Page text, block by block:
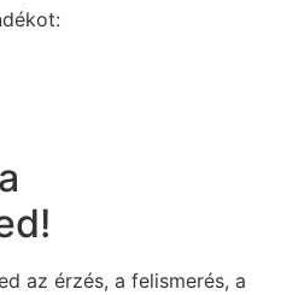
az érzés, a felismerés, a